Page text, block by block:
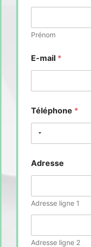
Prénom
E-mail *
Téléphone *
Adresse
Adresse ligne 1
Adresse ligne 2